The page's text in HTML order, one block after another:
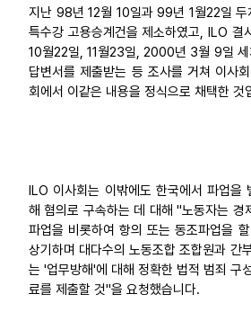
지난 98년 12월 10일과 99년 1월22일 두
특수강 고용승계건을 제소하였고, ILO 결
10월22일, 11월23일, 2000년 3월 9일 세
답변서를 제출받는 등 조사를 거쳐 이사
회에서 이같은 내용을 정식으로 채택한 것
ILO 이사회는 이밖에도 한국에서 파업을
해 혐의로 구속하는 데 대해 "노동자는 경
파업을 비롯하여 항의 또는 동조파업을
상기하며 대다수의 노동조합 조합원과 간
는 '업무방해'에 대해 정확한 법적 범죄 구
료를 제출할 것"을 요청했습니다.